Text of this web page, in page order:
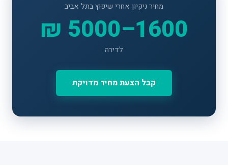
מחיר ניקיון אחרי שיפוץ בתל אביב
1600–5000 ₪
לדירה
קבל הצעת מחיר מדויקת